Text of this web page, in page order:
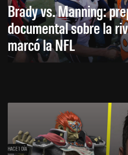
Brady vs. Manning:
documental sobre la
marcó la NFL
HACE 1 DÍA